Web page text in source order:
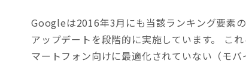
Googleは2016年3月にも当該ランキング要素
アップデートを段階的に実施しています。 こ
マートフォン向けに最適化されていない（モ